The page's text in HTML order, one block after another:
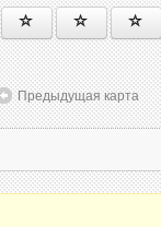
Предыдущая карта